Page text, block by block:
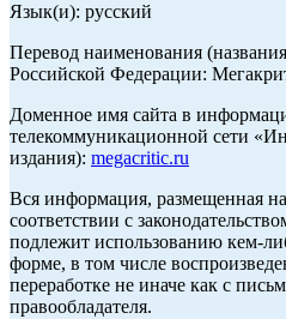
Язык(и): русский
Перевод наименования
Российской Федерации:
Доменное имя сайта в
телекоммуникационной сети
издания): megacritic.ru
Вся информация, размещенная
соответствии с
подлежит использованию кем-
форме, в том числе
переработке не иначе как с
правообладателя.